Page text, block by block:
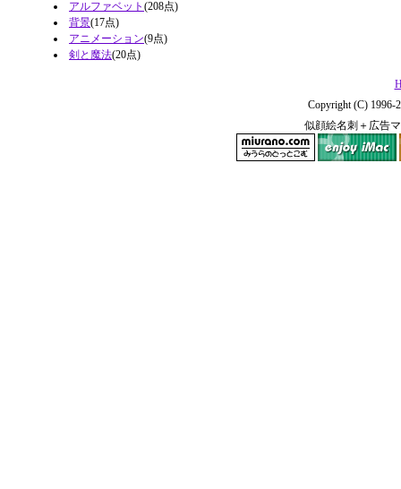
アルファベット (208点)
背景(17点)
アニメーション(9点)
剣と魔法(20点)
Copyright (C) 1996-
似顔絵名刺＋広告